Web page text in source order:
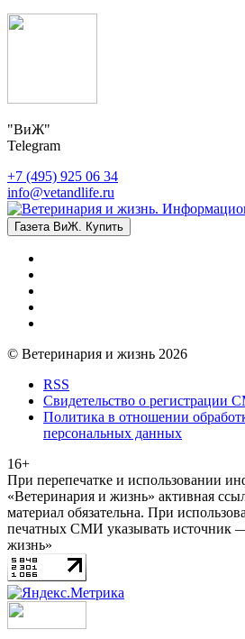
"ВиЖ"
Telegram
+7 (495) 925 06 34
info@vetandlife.ru
Газета ВиЖ. Купить
© Ветеринария и жизнь 2026
RSS
Свидетельство о регистрации
Политика в отношении
персональных данных
16+
При перепечатке и использовании
«Ветеринария и жизнь» активная
материал обязательна. При
печатных СМИ указывать источник
жизнь»